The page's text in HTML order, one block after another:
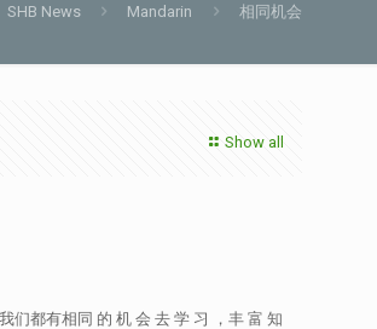
SHB News Mandarin 相同机会
Show all
们都有相同 的 机 会 去 学 习 ，丰 富 知